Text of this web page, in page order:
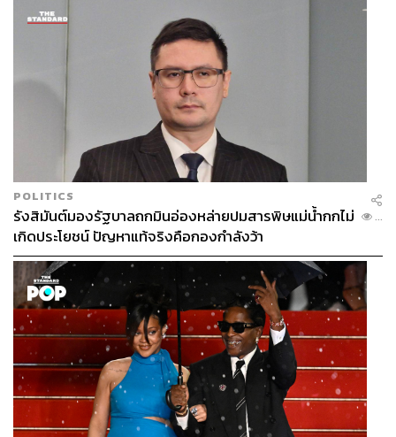
POLITICS
รังสิมันต์มองรัฐบาลถกมินอ่องหล่ายปมสารพิษแม่น้ำกกไม่
เกิดประโยชน์ ปัญหาแท้จริงคือกองกำลังว้า
...